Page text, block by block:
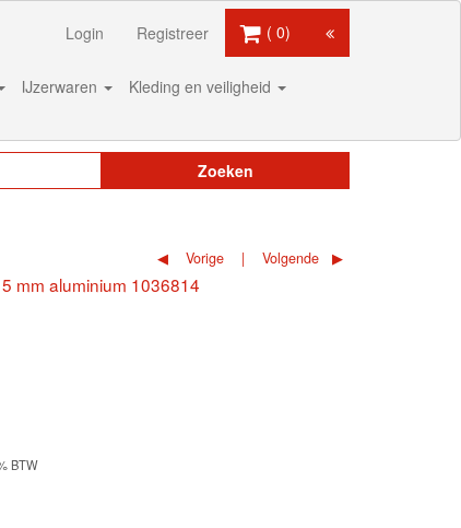
0
Login Registreer
IJzerwaren
Kleding en veiligheid
Zoeken
Vorige Volgende
mm aluminium 1036814
BTW